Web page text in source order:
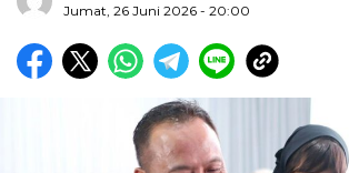
Jumat, 26 Juni 2026 - 20:00